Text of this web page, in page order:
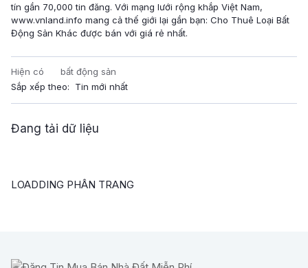
tín gần 70,000 tin đăng. Với mạng lưới rộng khắp Việt Nam,
www.vnland.info mang cả thế giới lại gần bạn: Cho Thuê Loại Bất
Động Sản Khác được bán với giá rẻ nhất.
Hiện có
bất động sản
Sắp xếp theo:
Đang tải dữ liệu
LOADDING PHÂN TRANG